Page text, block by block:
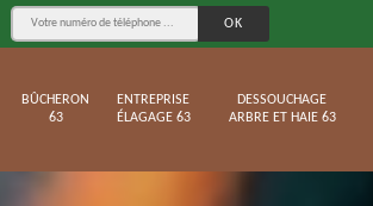
BÛCHERON
63
ENTREPRISE
ÉLAGAGE 63
DESSOUCHAGE
ARBRE ET HAIE 63